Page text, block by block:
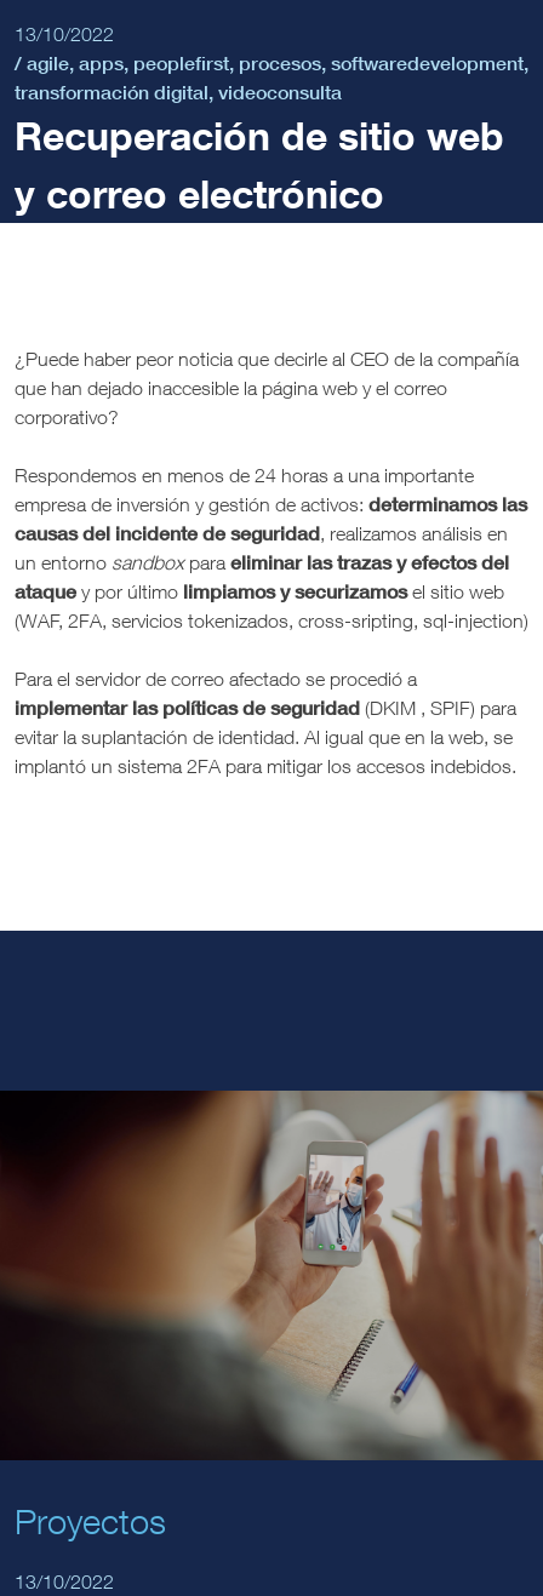
13/10/2022
/ agile, apps, peoplefirst, procesos, softwaredevelopment,
transformación digital, videoconsulta
Recuperación de sitio web
y correo electrónico
¿Puede haber peor noticia que decirle al CEO de la compañía
que han dejado inaccesible la página web y el correo
corporativo?
Respondemos en menos de 24 horas a una importante
empresa de inversión y gestión de activos: determinamos las
causas del incidente de seguridad, realizamos análisis en
un entorno sandbox para eliminar las trazas y efectos del
ataque y por último limpiamos y securizamosel sitio web
(WAF, 2FA, servicios tokenizados, cross-sripting, sql-injection)
Para el servidor de correo afectado se procedió a
implementar las políticas de seguridad (DKIM , SPIF) para
evitar la suplantación de identidad. Al igual que en la web, se
implantó un sistema 2FA para mitigar los accesos indebidos.
Proyectos
13/10/2022